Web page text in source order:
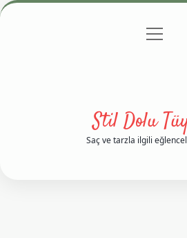
Gizlilik Politikası
menüyü
Stil Dolu
Saç ve tarzla ilgili